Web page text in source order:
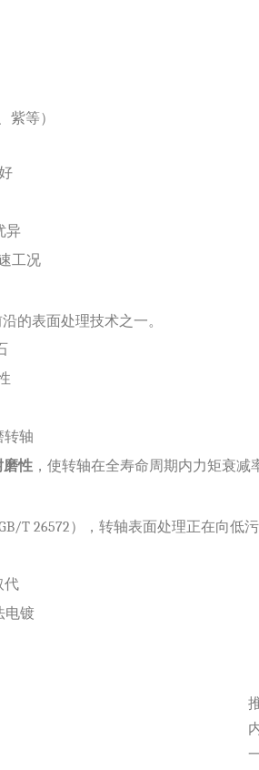
紫等）
异
工况
的表面处理技术之一。
转轴
磨性 ，使转轴在全寿命周期内力矩衰
T 26572），转轴表面处理正在向低
代
电镀